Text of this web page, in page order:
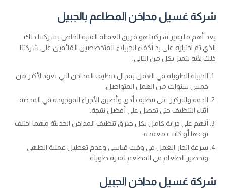
شركة غسيل مداخن المطاعم بالجبيل
يعد أهم ما يميز شركتنا هو فريق العمالة الفنية الخاص بشركتنا ذلك
الذي تم اختياره على يد أكفاء الجبيلاء المتخصصين القائمين على شركتنا
ذلك لأنه يتميز بكل من التالي:
الجبيلة الطويلة في العمل بمجال تنظيف المداخن التي تعود لأكثر من
خمس سنوات من العمل المتواصل.
الدقة والتركيز على تنظيف أدق وأضيق الأجزاء الموجودة في المدخنة
أثناء التنظيف حتى تحصل على أفضل نتيجة.
أنهم على دراية كامل بكل طرق تنظيف المداخن الحديثة مهما اختلف
نوعها أو كانت معقدة.
سرعة انجاز العمل في وقت قياسي وعدم تعطيل عملية الطهي
وتحضير الطعام في المطعم لفترة طويلة.
شركة غسيل مداخن الجبيل